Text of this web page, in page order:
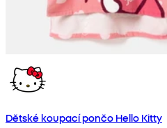
Dětské koupací pončo Hello Kitty